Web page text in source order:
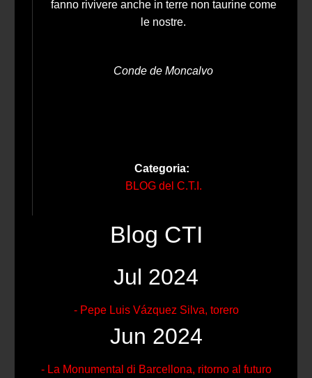
fanno rivivere anche in terre non taurine come
le nostre.
Conde de Moncalvo
Categoria:
BLOG del C.T.I.
Blog CTI
Jul 2024
- Pepe Luis Vázquez Silva, torero
Jun 2024
- La Monumental di Barcellona, ritorno al futuro